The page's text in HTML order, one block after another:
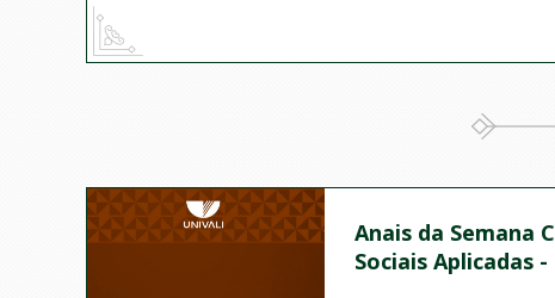
Anais da Semana
Sociais Aplicadas